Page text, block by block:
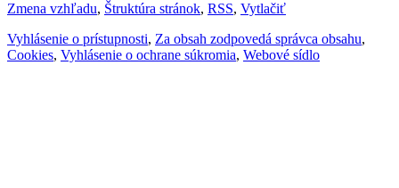
Zmena vzhľadu, Štruktúra stránok, RSS, Vytlačiť
Vyhlásenie o prístupnosti, Za obsah zodpovedá správca obsahu,
Cookies, Vyhlásenie o ochrane súkromia, Webové sídlo